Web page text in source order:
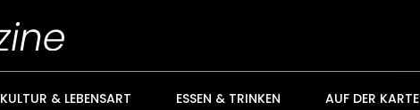
KULTUR & LEBENSART ESSEN & TRINKEN AUF DER KARTE